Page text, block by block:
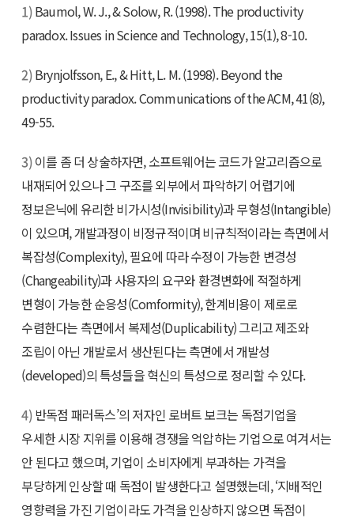
1)Baumol, W. J., & Solow, R. (1998). The productivity
paradox. Issues in Science and Technology, 15(1), 8-10.
2)Brynjolfsson, E., & Hitt, L. M. (1998). Beyond the
productivity paradox. Communications of the ACM, 41(8),
49-55.
3)이를 좀 더 상술하자면, 소프트웨어는 코드가 알고리즘으로
내재되어 있으나 그 구조를 외부에서 파악하기 어렵기에
정보은닉에 유리한 비가시성(Invisibility)과 무형성(Intangible)
이 있으며, 개발과정이 비정규적이며 비규칙적이라는 측면에서
복잡성(Complexity), 필요에 따라 수정이 가능한 변경성
(Changeability)과 사용자의 요구와 환경변화에 적절하게
변형이 가능한 순응성(Comformity), 한계비용이 제로로
수렴한다는 측면에서 복제성(Duplicability) 그리고 제조와
조립이 아닌 개발로서 생산된다는 측면에서 개발성
(developed)의 특성들을 혁신의 특성으로 정리할 수 있다.
4)반독점 패러독스’의 저자인 로버트 보크는 독점기업을
우세한 시장 지위를 이용해 경쟁을 억압하는 기업으로 여겨서는
안 된다고 했으며, 기업이 소비자에게 부과하는 가격을
부당하게 인상할 때 독점이 발생한다고 설명했는데, ‘지배적인
영향력을 가진 기업이라도 가격을 인상하지 않으면 독점이